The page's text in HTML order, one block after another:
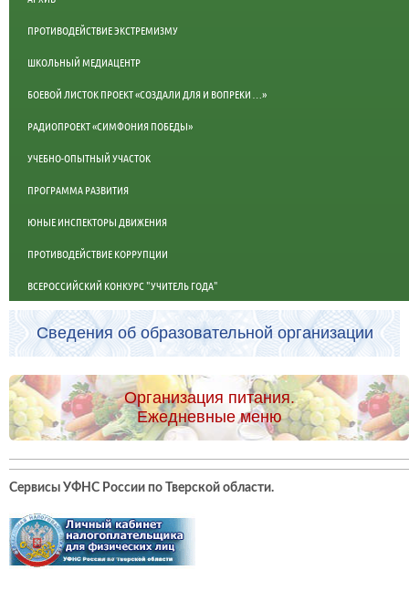
ПРОТИВОДЕЙСТВИЕ ЭКСТРЕМИЗМУ
ШКОЛЬНЫЙ МЕДИАЦЕНТР
БОЕВОЙ ЛИСТОК ПРОЕКТ «СОЗДАЛИ ДЛЯ И ВОПРЕКИ …»
РАДИОПРОЕКТ «СИМФОНИЯ ПОБЕДЫ»
УЧЕБНО-ОПЫТНЫЙ УЧАСТОК
ПРОГРАММА РАЗВИТИЯ
ЮНЫЕ ИНСПЕКТОРЫ ДВИЖЕНИЯ
ПРОТИВОДЕЙСТВИЕ КОРРУПЦИИ
ВСЕРОССИЙСКИЙ КОНКУРС "УЧИТЕЛЬ ГОДА"
Сведения об образовательной организации
Организация питания.
Ежедневные меню
Сервисы УФНС России по Тверской области.